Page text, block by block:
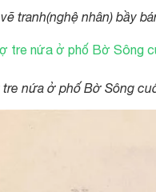
tranh(nghệ nhân) bầy
nứa ở phố Bờ Sông